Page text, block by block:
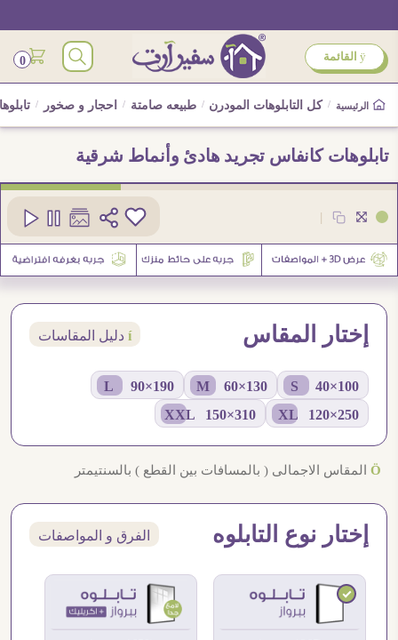
ÿ القائمة 0
الرئيسية / كل التابلوهات المودرن / طبيعه صامتة / احجار و صخور /
تابلوهات كانفاس تجريد هادئ وأنماط شرقية
|
إختار المقاس í دليل المقاسات
100×40 S
130×60 M
190×90 L
250×120 XL
310×150 XXL
Ö المقاس الاجمالى ( بالمسافات بين القطع ) بالسنتيمتر
إختار نوع التابلوه الفرق و المواصفات